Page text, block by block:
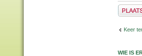
Plaats
Keer
WIE IS